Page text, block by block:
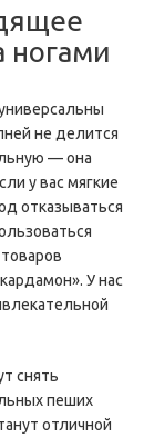
ногами
не делится
— она
у вас мягкие
отказываться
У нас
снять
пеших
отличной